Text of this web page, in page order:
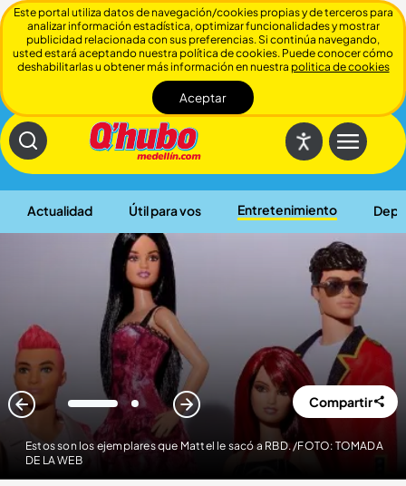
Actualidad Útil para vos Entretenimiento
Cerrar
Estos son los ejemplares que Mattel le sacó a RBD. /FOTO: TOMADA
DE LA WEB
1 2 Compartir
Este portal utiliza datos de navegación/cookies propias y de terceros para
analizar información estadística, optimizar funcionalidades y mostrar
publicidad relacionada con sus preferencias. Si continúa navegando,
usted estará aceptando nuestra política de cookies. Puede conocer cómo
deshabilitarlas u obtener más información en nuestra politica de cookies
Aceptar